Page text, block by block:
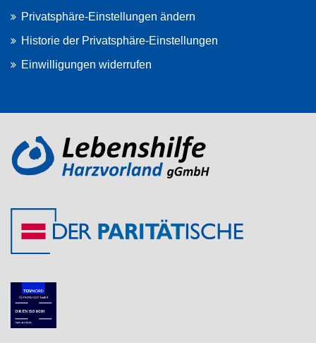
Privatsphäre-Einstellungen ändern
Historie der Privatsphäre-Einstellungen
Einwilligungen widerrufen